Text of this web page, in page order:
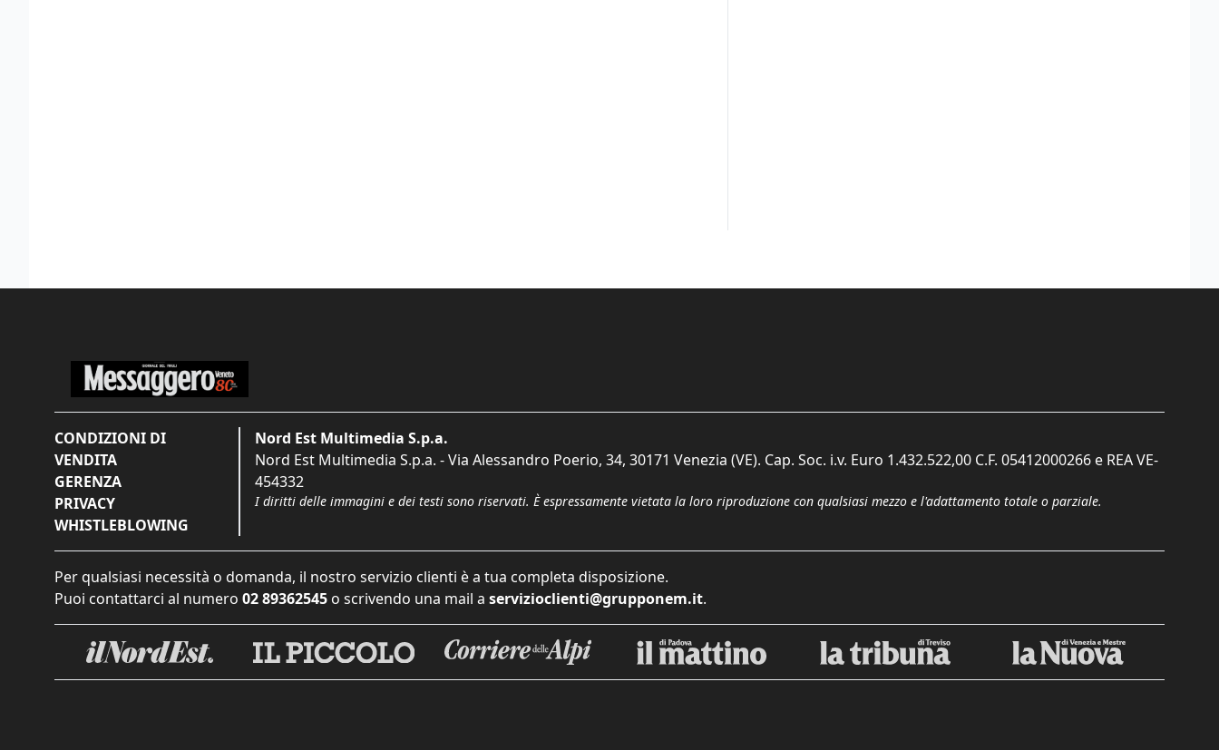
CONDIZIONI DI
VENDITA
GERENZA
PRIVACY
WHISTLEBLOWING
Nord Est Multimedia S.p.a.
Nord Est Multimedia S.p.a. - Via Alessandro Poerio, 34, 30171 Venezia (VE). Cap. Soc. i.v. Euro 1.432.522,00 C.F. 05412000266 e REA VE-
454332
I diritti delle immagini e dei testi sono riservati. È espressamente vietata la loro riproduzione con qualsiasi mezzo e l'adattamento totale o parziale.
Per qualsiasi necessità o domanda, il nostro servizio clienti è a tua completa disposizione.
Puoi contattarci al numero 02 89362545 o scrivendo una mail a servizioclienti@grupponem.it.